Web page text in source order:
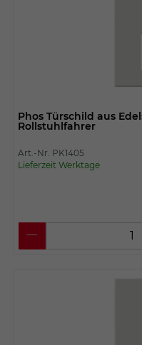
Phos Türschild aus
Rollstuhlfahrer
Art.-Nr. PK1405
Lieferzeit Werktage